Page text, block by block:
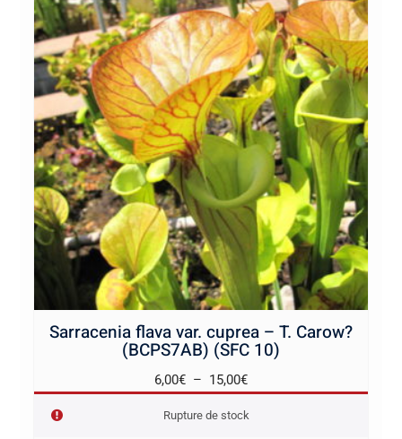
Sarracenia flava var. cuprea – T. Carow?
(BCPS7AB) (SFC 10)
6,00€ – 15,00€Plage
Rupture de stock